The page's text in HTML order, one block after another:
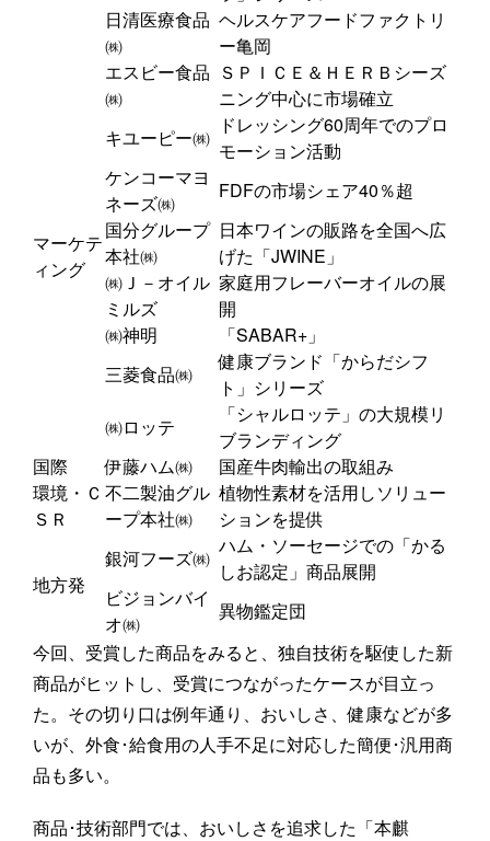
日清医療食品
㈱
ヘルスケアフードファクトリ
ー亀岡
マーケテ
ィング
エスビー食品
㈱
ＳＰＩＣＥ＆ＨＥＲＢシーズ
ニング中心に市場確立
キユーピー㈱
ドレッシング60周年でのプロ
モーション活動
ケンコーマヨ
ネーズ㈱
FDFの市場シェア40％超
国分グループ
本社㈱
日本ワインの販路を全国へ広
げた「JWINE」
㈱Ｊ－オイル
ミルズ
家庭用フレーバーオイルの展
開
㈱神明
「SABAR+」
三菱食品㈱
健康ブランド「からだシフ
ト」シリーズ
㈱ロッテ
「シャルロッテ」の大規模リ
ブランディング
国際
伊藤ハム㈱
国産牛肉輸出の取組み
環境・Ｃ
ＳＲ
不二製油グル
ープ本社㈱
植物性素材を活用しソリュー
ションを提供
地方発
銀河フーズ㈱
ハム・ソーセージでの「かる
しお認定」商品展開
ビジョンバイ
オ㈱
異物鑑定団
今回、受賞した商品をみると、独自技術を駆使した新
商品がヒットし、受賞につながったケースが目立っ
た。その切り口は例年通り、おいしさ、健康などが多
いが、外食･給食用の人手不足に対応した簡便･汎用商
品も多い。
商品･技術部門では、おいしさを追求した「本麒